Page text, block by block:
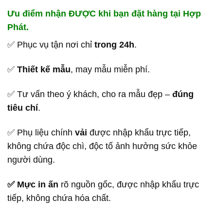
Ưu điểm nhận ĐƯỢC khi bạn đặt hàng tại Hợp
Phát.
✅ Phục vụ tận nơi chỉ trong 24h.
✅ Thiết kế mẫu, may mẫu miễn phí.
✅ Tư vấn theo ý khách, cho ra mẫu đẹp – đúng
tiêu chí.
✅ Phụ liệu chính vải được nhập khẩu trực tiếp,
không chứa độc chì, độc tố ảnh hưởng sức khỏe
người dùng.
✅ Mực in ấn rõ nguồn gốc, được nhập khẩu trực
tiếp, không chứa hóa chất.